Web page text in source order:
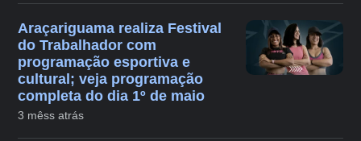
Araçariguama realiza Festival
do Trabalhador com
programação esportiva e
cultural; veja programação
completa do dia 1º de maio
3 mêss atrás